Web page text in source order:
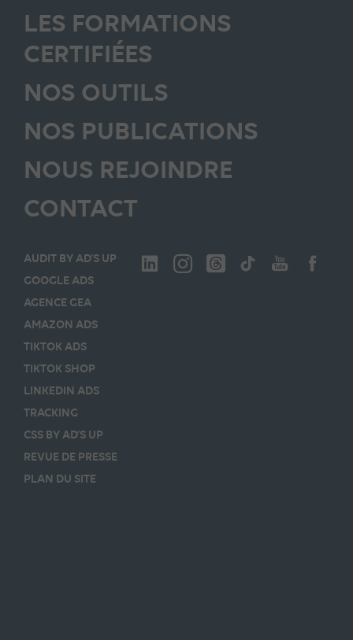
LES FORMATIONS
CERTIFIÉES
NOS OUTILS
NOS PUBLICATIONS
NOUS REJOINDRE
CONTACT
AUDIT BY AD’S UP
GOOGLE ADS
AGENCE GEA
AMAZON ADS
TIKTOK ADS
TIKTOK SHOP
LINKEDIN ADS
TRACKING
CSS BY AD’S UP
REVUE DE PRESSE
PLAN DU SITE